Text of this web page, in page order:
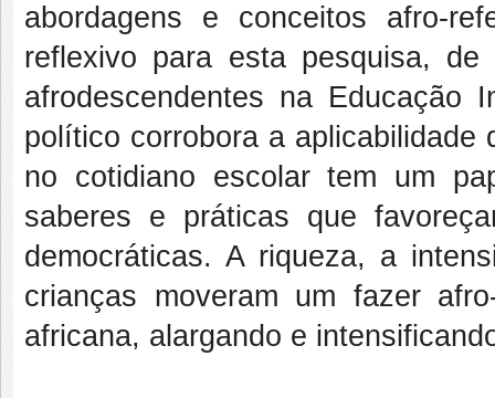
abordagens e conceitos afro-
reflexivo para esta pesquisa,
afrodescendentes na Educação
político corrobora a aplicabilidade
no cotidiano escolar tem um
saberes e práticas que
democráticas. A riqueza, a
crianças moveram um fazer
africana, alargando e